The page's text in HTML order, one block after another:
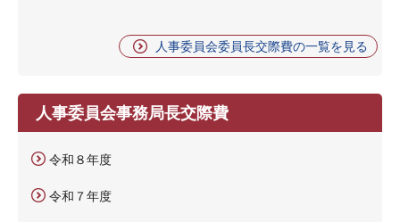
人事委員会委員長交際費の一覧を見る
人事委員会事務局長交際費
令和８年度
令和７年度